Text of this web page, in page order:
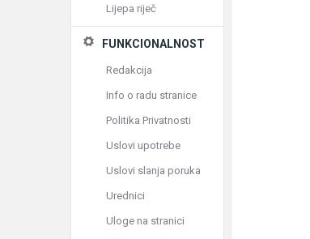
Lijepa riječ
FUNKCIONALNOST
Redakcija
Info o radu stranice
Politika Privatnosti
Uslovi upotrebe
Uslovi slanja poruka
Urednici
Uloge na stranici